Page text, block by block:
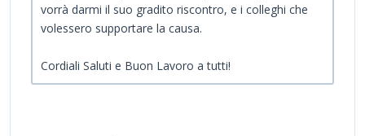
vorrà darmi il suo gradito riscontro, e i colleghi che
volessero supportare la causa.
Cordiali Saluti e Buon Lavoro a tutti!